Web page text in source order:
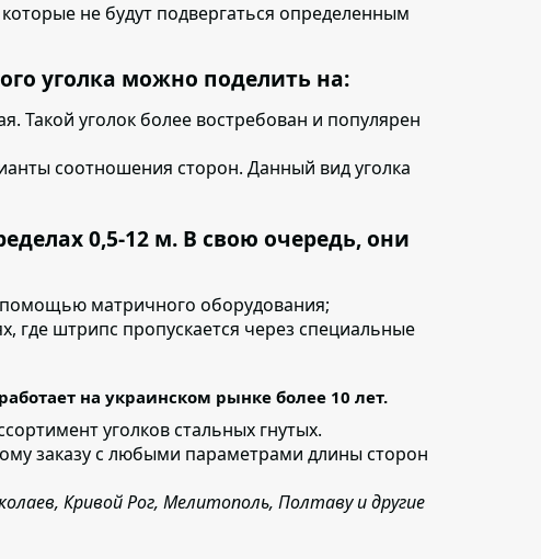
которые не будут подвергаться определенным
уголка можно поделить на:
Такой уголок более востребован и популярен
соотношения сторон. Данный вид уголка
0,5-12 м. В свою очередь, они
матричного оборудования;
где штрипс пропускается через специальные
на украинском рынке более 10 лет.
уголков стальных гнутых.
заказу с любыми параметрами длины сторон
Кривой Рог, Мелитополь, Полтаву и другие